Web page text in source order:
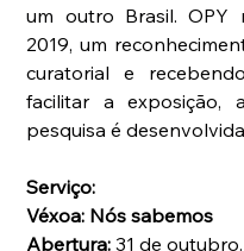
um outro Brasil. OPY
2019, um
curatorial e
facilitar a exposição,
pesquisa é
Serviço:
Véxoa: Nós sabemos
Abertura: 31 de outubro.